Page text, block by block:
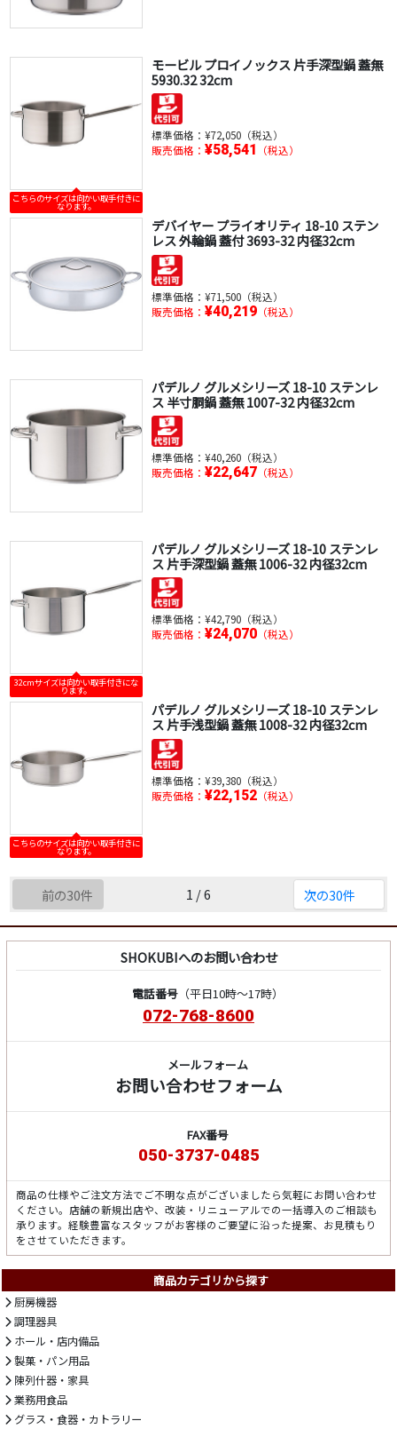
こちらのサイズは向かい取手付きに
なります。
モービル プロイノックス 片手深型鍋 蓋無
5930.32 32cm
標準価格： ¥72,050（税込）
販売価格： ¥58,541 （税込）
デバイヤー プライオリティ 18-10 ステン
レス 外輪鍋 蓋付 3693-32 内径32cm
標準価格： ¥71,500（税込）
販売価格： ¥40,219（税込）
パデルノ グルメシリーズ 18-10 ステンレ
ス 半寸胴鍋 蓋無 1007-32 内径32cm
標準価格： ¥40,260（税込）
販売価格： ¥22,647（税込）
32cmサイズは向かい取手付きにな
ります。
パデルノ グルメシリーズ 18-10 ステンレ
ス 片手深型鍋 蓋無 1006-32 内径32cm
標準価格： ¥42,790（税込）
販売価格： ¥24,070（税込）
こちらのサイズは向かい取手付きに
なります。
パデルノ グルメシリーズ 18-10 ステンレ
ス 片手浅型鍋 蓋無 1008-32 内径32cm
標準価格： ¥39,380（税込）
販売価格： ¥22,152（税込）
前の30件 1 / 6 次の30件
SHOKUBIへのお問い合わせ
電話番号（平日10時～17時）
072-768-8600
メールフォーム
お問い合わせフォーム
FAX番号
050-3737-0485
商品の仕様やご注文方法でご不明な点がございましたら気軽にお問い合わせ
ください。店舗の新規出店や、改装・リニューアルでの一括導入のご相談も
承ります。経験豊富なスタッフがお客様のご要望に沿った提案、お見積もり
をさせていただきます。
商品カテゴリから探す
厨房機器
調理器具
ホール・店内備品
製菓・パン用品
陳列什器・家具
業務用食品
グラス・食器・カトラリー